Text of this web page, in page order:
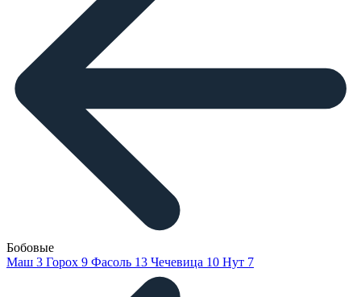
Бобовые
Маш 3 Горох 9 Фасоль 13 Чечевица 10 Нут 7